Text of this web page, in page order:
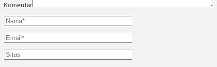
Komentar